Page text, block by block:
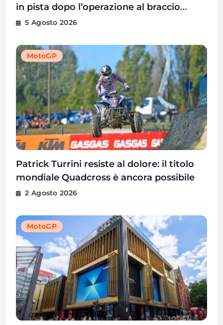
in pista dopo l’operazione al braccio
destro
5 Agosto 2026
MotoGP
Patrick Turrini resiste al dolore: il titolo
mondiale Quadcross è ancora possibile
2 Agosto 2026
MotoGP